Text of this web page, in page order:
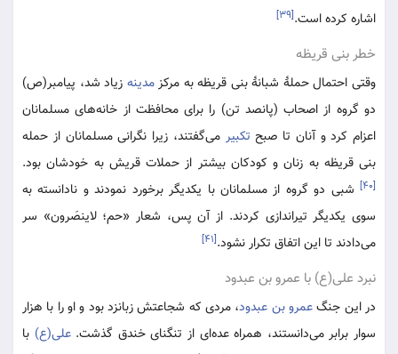
اشاره کرده است.[۳۹]
خطر بنی قریظه
وقتی احتمال حملۀ شبانۀ بنی قریظه به مرکزمدینه زیاد شد، پیامبر(ص)
دو گروه از اصحاب (پانصد تن) را برای محافظت از خانه‌های مسلمانان
اعزام کرد و آنان تا صبح تکبیر می‌گفتند، زیرا نگرانی مسلمانان از حمله
بنی قریظه به زنان و کودکان بیشتر از حملات قریش به خودشان بود.
[۴۰]
شبی دو گروه از مسلمانان با یکدیگر برخورد نمودند و نادانسته به
سوی یکدیگر تیراندازی کردند. از آن پس، شعار «‌حم؛ لاینصَرون‌» سر
می‌دادند تا این اتفاق تکرار نشود.[۴۱]
نبرد علی(ع) با عمرو بن عبدود
در این جنگعمرو بن عبدود، مردی که شجاعتش زبانزد بود و او را با هزار
سوار برابر می‌دانستند، همراه عده‌ای از تنگنای خندق گذشت.علی(ع) با